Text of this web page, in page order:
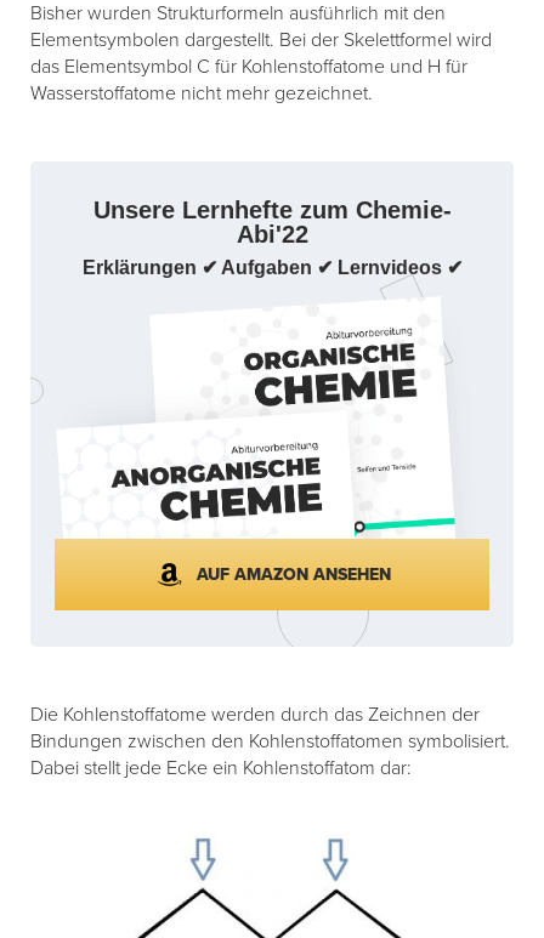
Bisher wurden Strukturformeln ausführlich mit den
Elementsymbolen dargestellt. Bei der Skelettformel wird
das Elementsymbol C für Kohlenstoffatome und H für
Wasserstoffatome nicht mehr gezeichnet.
Unsere Lernhefte zum Chemie-
Abi'22
Erklärungen ✔ Aufgaben ✔ Lernvideos ✔
AUF AMAZON ANSEHEN
Die Kohlenstoffatome werden durch das Zeichnen der
Bindungen zwischen den Kohlenstoffatomen symbolisiert.
Dabei stellt jede Ecke ein Kohlenstoffatom dar: